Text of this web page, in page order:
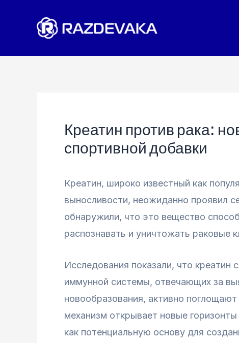
содержимому
Креатин против рака:
спортивной добавки
Креатин, широко известный как
выносливости, неожиданно проявил
обнаружили, что это вещество
распознавать и уничтожать раковые
Исследования показали, что
иммунной системы, отвечающих за
новообразования, активно
механизм открывает новые
как потенциальную основу для